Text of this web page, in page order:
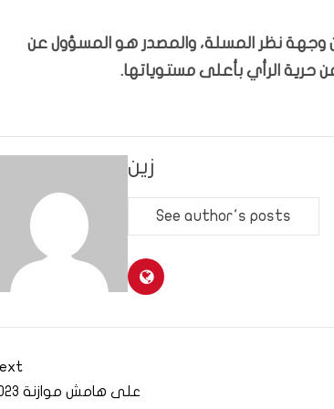
عن وجهة نظر المسلة، والمصدر هو المسؤول عن
حرية الرأي بأعلى مستوياتها.
زين
See author's posts
على هامش موازنة 2023